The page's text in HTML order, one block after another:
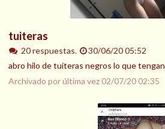
tuiteras
20 respuestas.
30/06/20 05:52
abro hilo de tuiteras negros lo que tengan
Archivado por última vez02/07/20 02:35